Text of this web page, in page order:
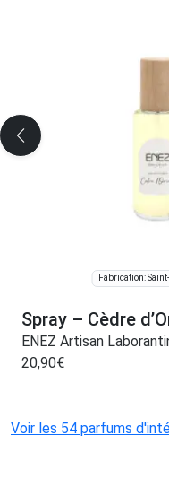
Fabrication:
Spray – Cèdre
ENEZ Artisan
20,90€
Voir les 54 parfums